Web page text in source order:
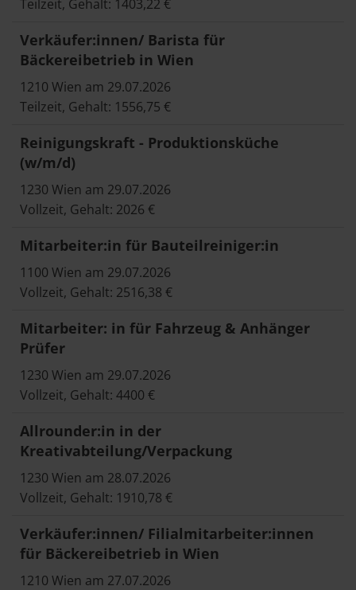
Teilzeit, Gehalt: 1403,22 €
Verkäufer:innen/ Barista für
Bäckereibetrieb in Wien
1210 Wien am 29.07.2026
Teilzeit, Gehalt: 1556,75 €
Reinigungskraft - Produktionsküche
(w/m/d)
1230 Wien am 29.07.2026
Vollzeit, Gehalt: 2026 €
Mitarbeiter:in für Bauteilreiniger:in
1100 Wien am 29.07.2026
Vollzeit, Gehalt: 2516,38 €
Mitarbeiter: in für Fahrzeug & Anhänger
Prüfer
1230 Wien am 29.07.2026
Vollzeit, Gehalt: 4400 €
Allrounder:in in der
Kreativabteilung/Verpackung
1230 Wien am 28.07.2026
Vollzeit, Gehalt: 1910,78 €
Verkäufer:innen/ Filialmitarbeiter:innen
für Bäckereibetrieb in Wien
1210 Wien am 27.07.2026